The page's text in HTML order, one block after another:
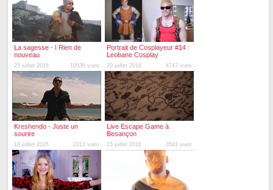
La sagesse - I Rien de
nouveau
25 juillet 2016 10538 vues
Portrait de Cosplayeur #14 :
Leobane Cosplay
20 juillet 2016 4747 vues
Kreshendo - Juste un
sourire
18 juillet 2016 2213 vues
Live Escape Game à
Besançon
15 juillet 2016 3541 vues